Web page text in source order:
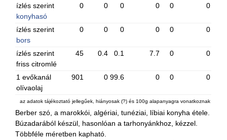
ízlés szerint
konyhasó
0 0 0 0 0 0
ízlés szerint
bors
0 0 0 0 0 0
ízlés szerint
friss citromlé
45 0.4 0.1 7.7 0 0
1 evőkanál
olívaolaj
901 0 99.6 0 0 0
az adatok tájékoztató jellegűek, hiányosak (?) és 100g alapanyagra vonatkoznak
Berber szó, a marokkói, algériai, tunéziai, líbiai konyha étele.
Búzadarából készül, hasonlóan a tarhonyánkhoz, kézzel.
Többféle méretben kapható.